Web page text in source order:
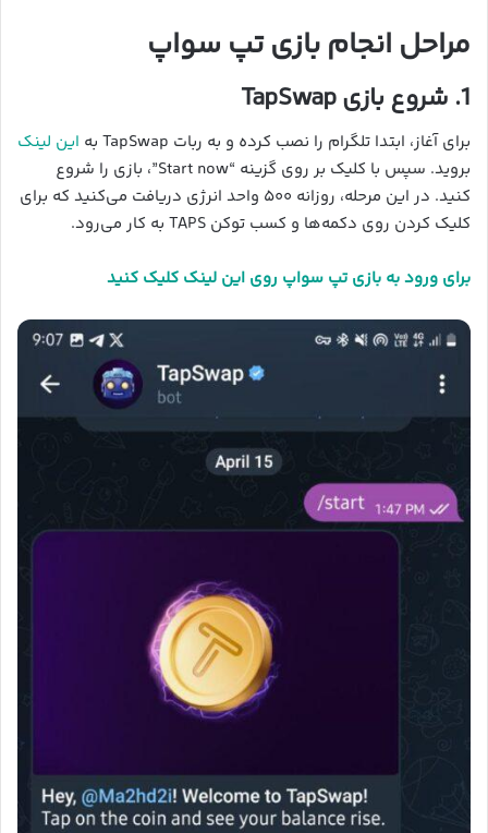
مراحل انجام بازی تپ سواپ
1. شروع بازی TapSwap
برای آغاز، ابتدا تلگرام را نصب کرده و به ربات TapSwap به
این لینک
بروید. سپس با کلیک بر روی گزینه “Start now”، بازی را شروع
کنید. در این مرحله، روزانه ۵۰۰ واحد انرژی دریافت می‌کنید که برای
کلیک کردن روی دکمه‌ها و کسب توکن TAPS به کار می‌رود.
برای ورود به بازی تپ سواپ روی این لینک کلیک کنید